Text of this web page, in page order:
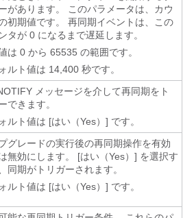
があります。 このパラメータは、カウ
初期値です。 再同期イベントは、この
タが 0 になるまで遅延します。
は 0 から 65535 の範囲です。
ルト値は 14,400 秒です。
メッセージを介して再同期をト
できます。
ルト値は [はい（Yes）] です。
グレードの実行後の再同期操作を有効
無効にします。 [はい（Yes）] を選択す
同期がトリガーされます。
ルト値は [はい（Yes）] です。